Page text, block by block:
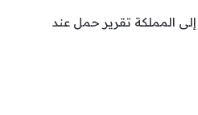
المملكة تقرير حمل عند